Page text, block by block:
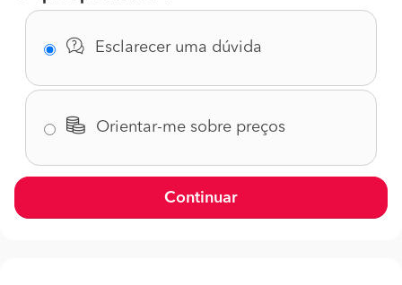
Esclarecer uma dúvida
Orientar-me sobre preços
Continuar